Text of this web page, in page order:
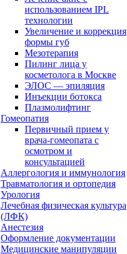
использованием IPL
технологии
Увеличение и коррекция
формы губ
Мезотерапия
Пилинг лица у
косметолога в Москве
ЭЛОС — эпиляция
Инъекции ботокса
Плазмолифтинг
Гомеопатия
Первичный прием у
врача-гомеопата с
осмотром и
консультацией
Аллергология и иммунология
Травматология и ортопедия
Урология
Лечебная физическая культура
(ЛФК)
Анестезия
Оформление документации
Медицинские манипуляции